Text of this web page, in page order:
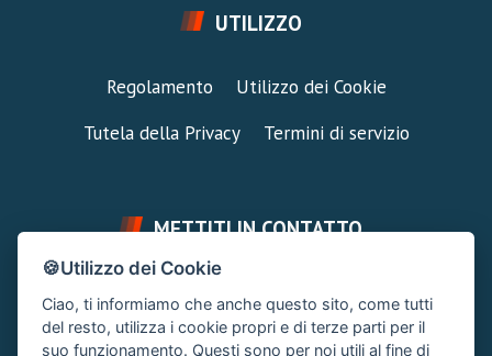
UTILIZZO
Regolamento
Utilizzo dei Cookie
Tutela della Privacy
Termini di servizio
METTITI IN CONTATTO
FAI UNA DOMANDA
Chiedi un Consiglio
Area Ticket
🍪Utilizzo dei Cookie
Ciao, ti informiamo che anche questo sito, come tutti
del resto, utilizza i cookie propri e di terze parti per il
suo funzionamento. Questi sono per noi utili al fine di